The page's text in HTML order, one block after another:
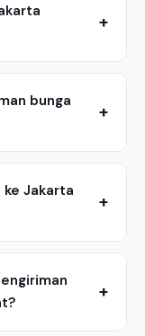
+
bunga
+
Jakarta
+
+